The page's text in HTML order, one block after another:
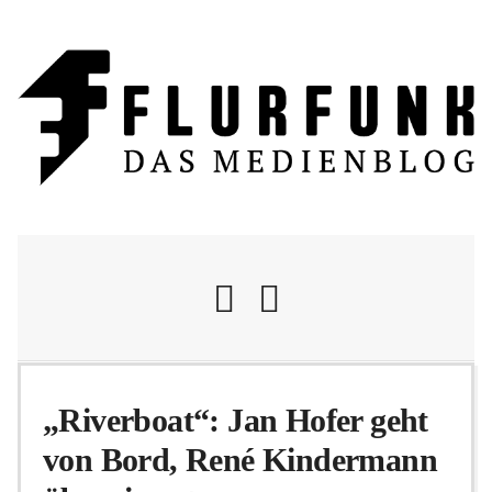
Flurschelte
„Riverboat“: Jan Hofer geht
von Bord, René Kindermann